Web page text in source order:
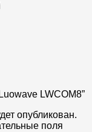
LWCOM8”
опубликован.
поля